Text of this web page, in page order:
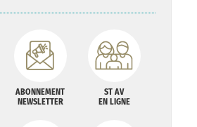
ABONNEMENT
NEWSLETTER
ST AV
EN LIGNE